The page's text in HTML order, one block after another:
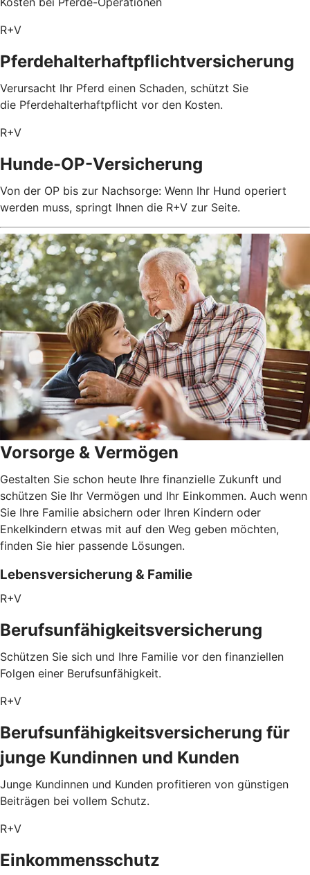
R+V
Pferdehalterhaftpflichtversicherung
Verursacht Ihr Pferd einen Schaden, schützt Sie
die Pferdehalterhaftpflicht vor den Kosten.
R+V
Hunde-OP-Versicherung
Von der OP bis zur Nachsorge: Wenn Ihr Hund operiert
werden muss, springt Ihnen die R+V zur Seite.
Vorsorge & Vermögen
Gestalten Sie schon heute Ihre finanzielle Zukunft und
schützen Sie Ihr Vermögen und Ihr Einkommen. Auch wenn
Sie Ihre Familie absichern oder Ihren Kindern oder
Enkelkindern etwas mit auf den Weg geben möchten,
finden Sie hier passende Lösungen.
Lebensversicherung & Familie
R+V
Berufsunfähigkeitsversicherung
Schützen Sie sich und Ihre Familie vor den finanziellen
Folgen einer Berufsunfähigkeit.
R+V
Berufsunfähigkeitsversicherung für
junge Kundinnen und Kunden
Junge Kundinnen und Kunden profitieren von günstigen
Beiträgen bei vollem Schutz.
R+V
Einkommensschutz